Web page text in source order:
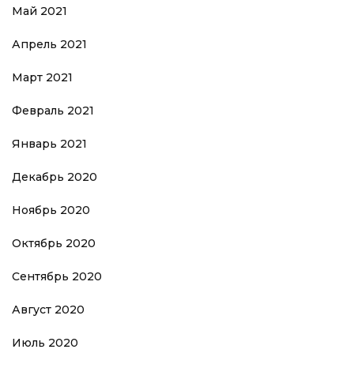
Май 2021
Апрель 2021
Март 2021
Февраль 2021
Январь 2021
Декабрь 2020
Ноябрь 2020
Октябрь 2020
Сентябрь 2020
Август 2020
Июль 2020